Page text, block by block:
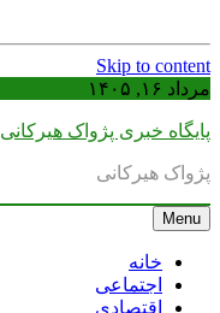
Skip to content
مرداد ۱۶, ۱۴۰۵
پایگاه خبری پژواک هیرکانی
پژواک هیرکانی
Menu
خانه
اجتماعی
اقتصادی